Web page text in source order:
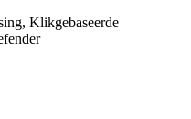
Klikgebaseerde